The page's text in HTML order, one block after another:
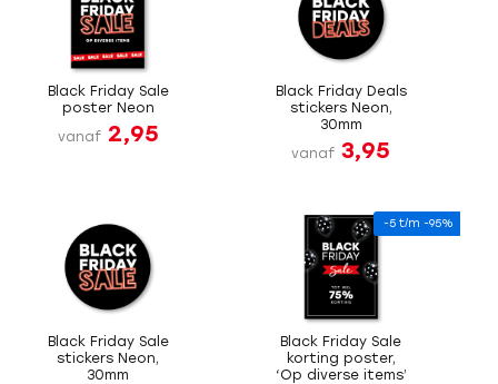
Black Friday Sale
poster Neon
vanaf 2,95
Black Friday Deals
stickers Neon,
30mm
vanaf 3,95
Black Friday Sale
stickers Neon,
30mm
-5 t/m -95%
Black Friday Sale
korting poster,
‘Op diverse items’